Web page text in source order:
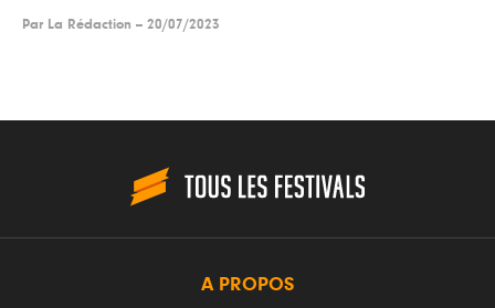
Par La Rédaction -- 20/07/2023
A PROPOS